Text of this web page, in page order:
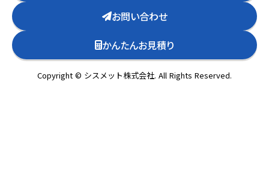
お問い合わせ
かんたんお見積り
Copyright © シスメット株式会社. All Rights Reserved.